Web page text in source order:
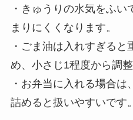
・きゅうりの水気をふ
まりにくくなります。
・ごま油は入れすぎる
め、小さじ1程度から調整
・お弁当に入れる場合は
詰めると扱いやすいです。